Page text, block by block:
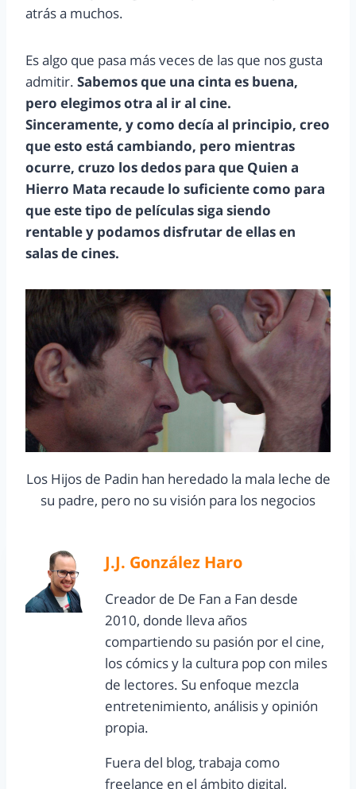
atrás a muchos.
Es algo que pasa más veces de las que nos gusta
admitir. Sabemos que una cinta es buena,
pero elegimos otra al ir al cine.
Sinceramente, y como decía al principio, creo
que esto está cambiando, pero mientras
ocurre, cruzo los dedos para que Quien a
Hierro Mata recaude lo suficiente como para
que este tipo de películas siga siendo
rentable y podamos disfrutar de ellas en
salas de cines.
Los Hijos de Padin han heredado la mala leche de
su padre, pero no su visión para los negocios
J.J. González Haro
Creador de De Fan a Fan desde
2010, donde lleva años
compartiendo su pasión por el cine,
los cómics y la cultura pop con miles
de lectores. Su enfoque mezcla
entretenimiento, análisis y opinión
propia.
Fuera del blog, trabaja como
freelance en el ámbito digital,